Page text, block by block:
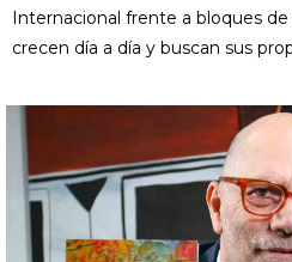
Internacional frente a bloques
crecen día a día y buscan sus